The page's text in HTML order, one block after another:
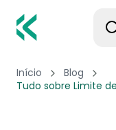
Início
Blog
Tudo sobre Limite